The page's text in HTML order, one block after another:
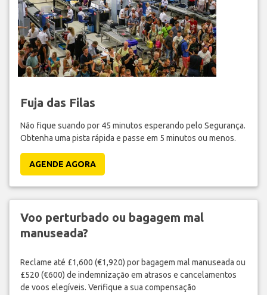
Fuja das Filas
Não fique suando por 45 minutos esperando pelo Segurança.
Obtenha uma pista rápida e passe em 5 minutos ou menos.
AGENDE AGORA
Voo perturbado ou bagagem mal
manuseada?
Reclame até £1,600 (€1,920) por bagagem mal manuseada ou
£520 (€600) de indemnização em atrasos e cancelamentos
de voos elegíveis. Verifique a sua compensação